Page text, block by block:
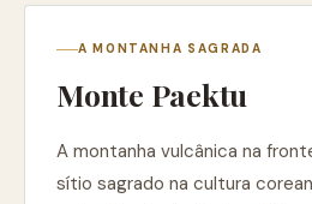
A MONTANHA SAGRADA
Monte Paektu
A montanha vulcânica na
sítio sagrado na cultura